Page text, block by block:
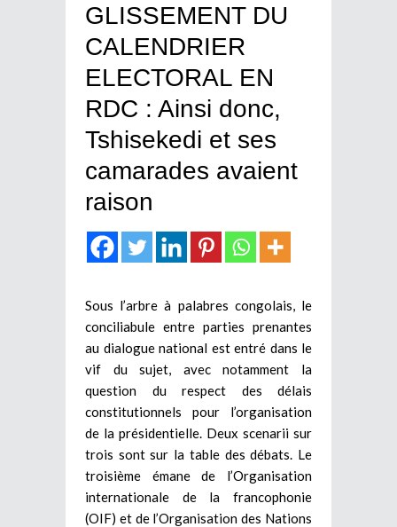
GLISSEMENT DU
CALENDRIER
ELECTORAL EN
RDC : Ainsi donc,
Tshisekedi et ses
camarades avaient
raison
Sous l’arbre à palabres congolais, le
conciliabule entre parties prenantes
au dialogue national est entré dans le
vif du sujet, avec notamment la
question du respect des délais
constitutionnels pour l’organisation
de la présidentielle. Deux scenarii sur
trois sont sur la table des débats. Le
troisième émane de l’Organisation
internationale de la francophonie
(OIF) et de l’Organisation des Nations